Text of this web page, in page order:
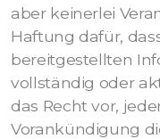
aber keinerlei
Haftung dafür,
bereitgestellten
vollständig oder
das Recht vor,
Vorankündigung